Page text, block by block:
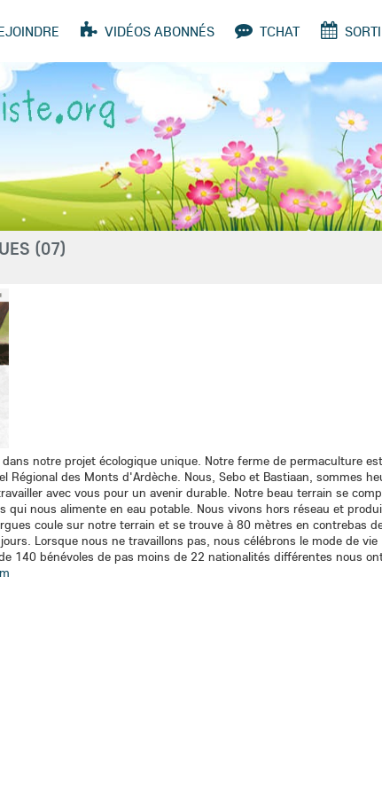
VIDÉOS ABONNÉS TCHAT
GROUPES SONDAGES
(07)
notre projet écologique unique. Notre ferme de permaculture
Régional des Monts d'Ardèche. Nous, Sebo et Bastiaan, sommes
avec vous pour un avenir durable. Notre beau terrain se
qui nous alimente en eau potable. Nous vivons hors réseau et
coule sur notre terrain et se trouve à 80 mètres en contrebas
Lorsque nous ne travaillons pas, nous célébrons le mode de vie
140 bénévoles de pas moins de 22 nationalités différentes nous